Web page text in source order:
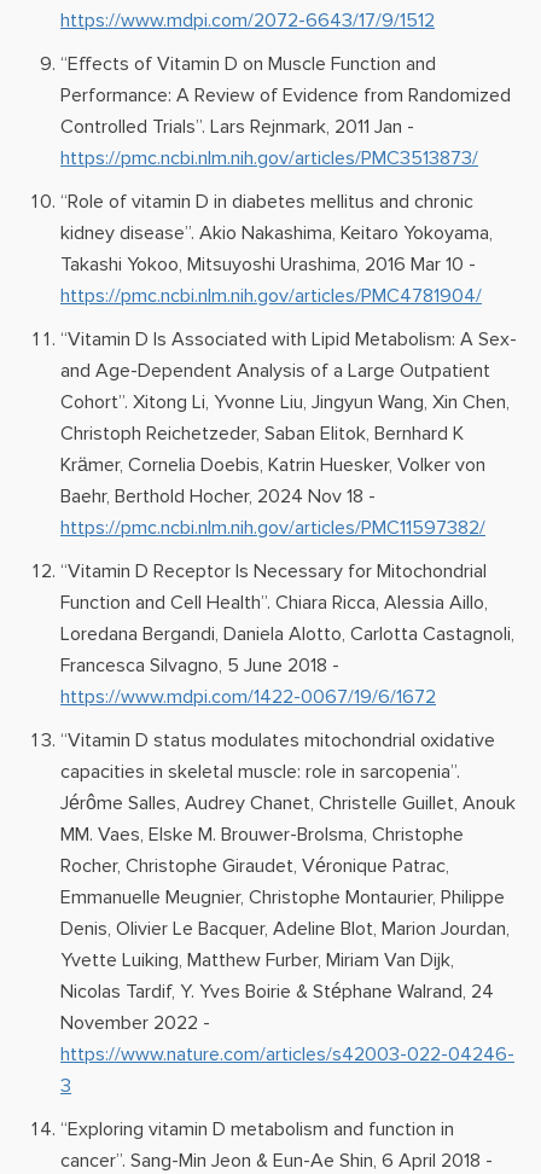
https://www.mdpi.com/2072-6643/17/9/1512
“Effects of Vitamin D on Muscle Function and
Performance: A Review of Evidence from Randomized
Controlled Trials”. Lars Rejnmark, 2011 Jan -
https://pmc.ncbi.nlm.nih.gov/articles/PMC3513873/
“Role of vitamin D in diabetes mellitus and chronic
kidney disease”. Akio Nakashima, Keitaro Yokoyama,
Takashi Yokoo, Mitsuyoshi Urashima, 2016 Mar 10 -
https://pmc.ncbi.nlm.nih.gov/articles/PMC4781904/
“Vitamin D Is Associated with Lipid Metabolism: A Sex-
and Age-Dependent Analysis of a Large Outpatient
Cohort”. Xitong Li, Yvonne Liu, Jingyun Wang, Xin Chen,
Christoph Reichetzeder, Saban Elitok, Bernhard K
Krämer, Cornelia Doebis, Katrin Huesker, Volker von
Baehr, Berthold Hocher, 2024 Nov 18 -
https://pmc.ncbi.nlm.nih.gov/articles/PMC11597382/
“Vitamin D Receptor Is Necessary for Mitochondrial
Function and Cell Health”. Chiara Ricca, Alessia Aillo,
Loredana Bergandi, Daniela Alotto, Carlotta Castagnoli,
Francesca Silvagno, 5 June 2018 -
https://www.mdpi.com/1422-0067/19/6/1672
“Vitamin D status modulates mitochondrial oxidative
capacities in skeletal muscle: role in sarcopenia”.
Jérôme Salles, Audrey Chanet, Christelle Guillet, Anouk
MM. Vaes, Elske M. Brouwer-Brolsma, Christophe
Rocher, Christophe Giraudet, Véronique Patrac,
Emmanuelle Meugnier, Christophe Montaurier, Philippe
Denis, Olivier Le Bacquer, Adeline Blot, Marion Jourdan,
Yvette Luiking, Matthew Furber, Miriam Van Dijk,
Nicolas Tardif, Y. Yves Boirie & Stéphane Walrand, 24
November 2022 -
https://www.nature.com/articles/s42003-022-04246-
3
“Exploring vitamin D metabolism and function in
cancer”. Sang-Min Jeon & Eun-Ae Shin, 6 April 2018 -